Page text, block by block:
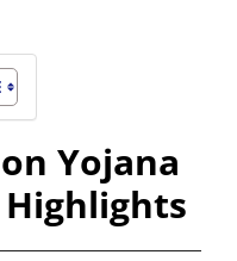
Yojana
Highlights